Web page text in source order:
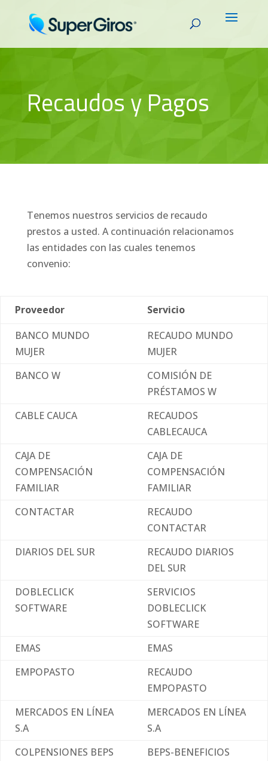
Recaudos y Pagos
Tenemos nuestros servicios de recaudo
prestos a usted. A continuación relacionamos
las entidades con las cuales tenemos
convenio:
Proveedor
Servicio
BANCO MUNDO
MUJER
RECAUDO MUNDO
MUJER
BANCO W
COMISIÓN DE
PRÉSTAMOS W
CABLE CAUCA
RECAUDOS
CABLECAUCA
CAJA DE
COMPENSACIÓN
FAMILIAR
CAJA DE
COMPENSACIÓN
FAMILIAR
CONTACTAR
RECAUDO
CONTACTAR
DIARIOS DEL SUR
RECAUDO DIARIOS
DEL SUR
DOBLECLICK
SOFTWARE
SERVICIOS
DOBLECLICK
SOFTWARE
EMAS
EMAS
EMPOPASTO
RECAUDO
EMPOPASTO
MERCADOS EN LÍNEA
S.A
MERCADOS EN LÍNEA
S.A
COLPENSIONES BEPS
BEPS-BENEFICIOS